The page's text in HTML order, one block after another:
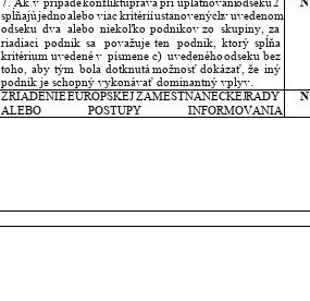
7. Ak v prípadekonfliktupráva pri uplatňovaníodseku 2
spĺňajú jedno alebo viac kritériíustanovenýchv uvedenom
odseku dva alebo niekoľko podnikov zo skupiny, za
riadiaci
podnik sa považuje ten podnik, ktorý spĺňa
kritérium uvedené v písmene c) uvedenéhoodseku bez
toho,
aby tým bola dotknutá možnosť dokázať, že iný
podnik je schopný vykonávať dominantný vplyv.
N
ZRIADENIEEURÓPSKEJZAMESTNANECKEJRADY
ALEBO
POSTUPY INFORMOVANIA
N